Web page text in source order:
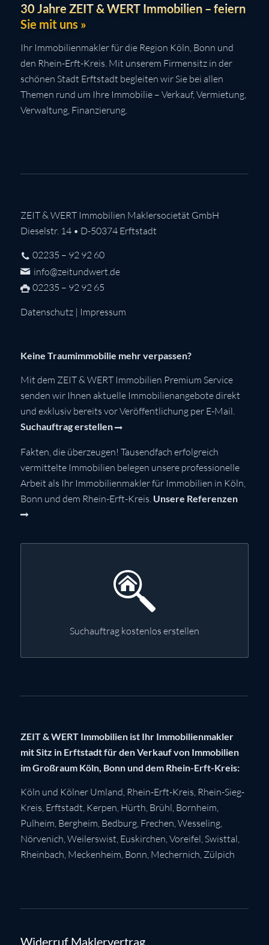
30 Jahre ZEIT & WERT Immobilien – feiern
Sie mit uns »
Ihr Immobilienmakler für die Region Köln, Bonn und
den Rhein-Erft-Kreis. Mit unserem Firmensitz in der
schönen Stadt Erftstadt begleiten wir Sie bei allen
Themen rund um Ihre Immobilie – Verkauf, Vermietung,
Verwaltung, Finanzierung.
ZEIT & WERT Immobilien Maklersocietät GmbH
Dieselstr. 14 • D-50374 Erftstadt
02235 – 92 92 60
info@zeitundwert.de
02235 – 92 92 65
Datenschutz| Impressum
Keine Traumimmobilie mehr verpassen?
Mit dem ZEIT & WERT Immobilien Premium Service
senden wir Ihnen aktuelle Immobilienangebote direkt
und exklusiv bereits vor Veröffentlichung per E-Mail.
Suchauftrag erstellen
Fakten, die überzeugen! Tausendfach erfolgreich
vermittelte Immobilien belegen unsere professionelle
Arbeit als Ihr Immobilienmakler für Immobilien in Köln,
Bonn und dem Rhein-Erft-Kreis. Unsere Referenzen
Suchauftrag kostenlos erstellen
ZEIT & WERT Immobilien ist Ihr Immobilienmakler
mit Sitz in Erftstadt für den Verkauf von Immobilien
im Großraum Köln, Bonn und dem Rhein-Erft-Kreis:
Köln und Kölner Umland, Rhein-Erft-Kreis Rhein-Sieg-
Kreis Erftstadt Kerpen Hürth Brühl Bornheim
Pulheim Bergheim Bedburg, Frechen Wesseling,
Nörvenich Weilerswist Euskirchen , Voreifel, Swisttal
Rheinbach Meckenheim Bonn Mechernich Zülpich
Widerruf Maklervertrag